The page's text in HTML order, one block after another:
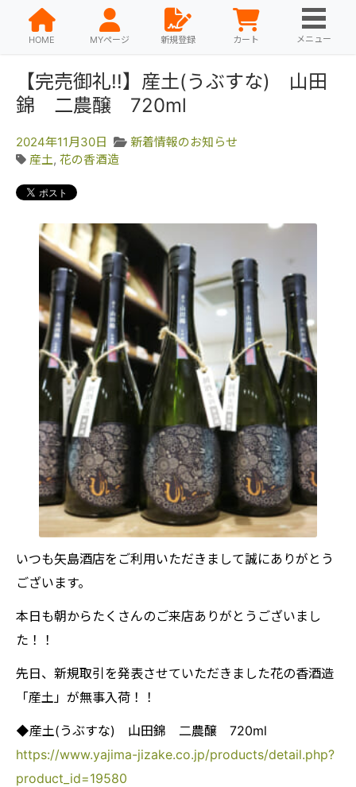
HOME MYページ 新規登録 カート メニュー
【完売御礼!!】産土(うぶすな) 山田
錦 二農醸 720ml
2024年11月30日
新着情報のお知らせ
産土, 花の香酒造
いつも矢島酒店をご利用いただきまして誠にありがとう
ございます。
本日も朝からたくさんのご来店ありがとうございまし
た！！
先日、新規取引を発表させていただきました花の香酒造
「産土」が無事入荷！！
◆産土(うぶすな) 山田錦 二農醸 720ml
https://www.yajima-jizake.co.jp/products/detail.php?
product_id=19580